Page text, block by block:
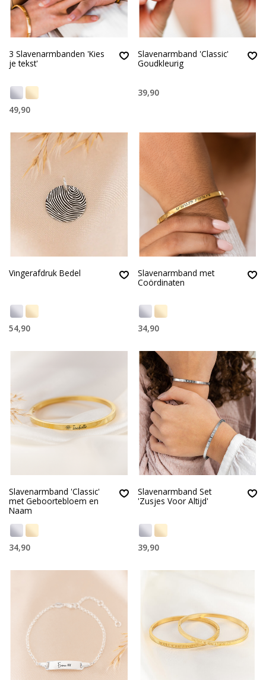
3 Slavenarmbanden 'Kies
je tekst'
49,90
Slavenarmband 'Classic'
Goudkleurig
39,90
Vingerafdruk Bedel
54,90
Slavenarmband met
Coördinaten
34,90
Slavenarmband 'Classic'
met Geboortebloem en
Naam
34,90
Slavenarmband Set
'Zusjes Voor Altijd'
39,90